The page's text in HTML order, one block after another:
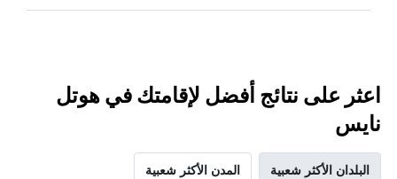
اعثر على نتائج أفضل لإقامتك في هوتل
نايس
البلدان الأكثر شعبية المدن الأكثر شعبية